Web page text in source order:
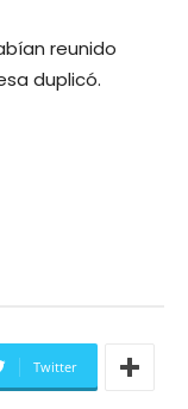
reunido
duplicó.
Twitter